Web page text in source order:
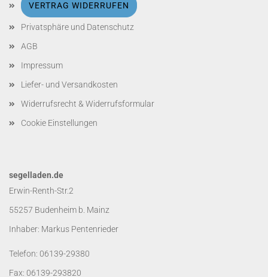
VERTRAG WIDERRUFEN
Privatsphäre und Datenschutz
AGB
Impressum
Liefer- und Versandkosten
Widerrufsrecht & Widerrufsformular
Cookie Einstellungen
segelladen.de
Erwin-Renth-Str.2
55257 Budenheim b. Mainz
Inhaber: Markus Pentenrieder
Telefon: 06139-29380
Fax: 06139-293820